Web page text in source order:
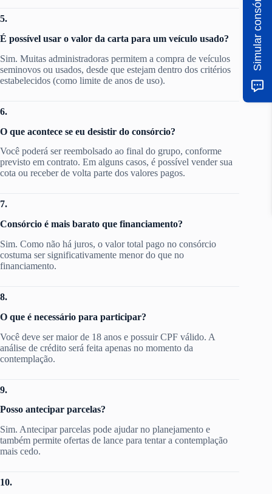
5.
É possível usar o valor da carta para um veículo usado?
Sim. Muitas administradoras permitem a compra de veículos
seminovos ou usados, desde que estejam dentro dos critérios
estabelecidos (como limite de anos de uso).
6.
O que acontece se eu desistir do consórcio?
Você poderá ser reembolsado ao final do grupo, conforme
previsto em contrato. Em alguns casos, é possível vender sua
cota ou receber de volta parte dos valores pagos.
7.
Consórcio é mais barato que financiamento?
Sim. Como não há juros, o valor total pago no consórcio
costuma ser significativamente menor do que no
financiamento.
8.
O que é necessário para participar?
Você deve ser maior de 18 anos e possuir CPF válido. A
análise de crédito será feita apenas no momento da
contemplação.
9.
Posso antecipar parcelas?
Sim. Antecipar parcelas pode ajudar no planejamento e
também permite ofertas de lance para tentar a contemplação
mais cedo.
10.
Simular consórcio